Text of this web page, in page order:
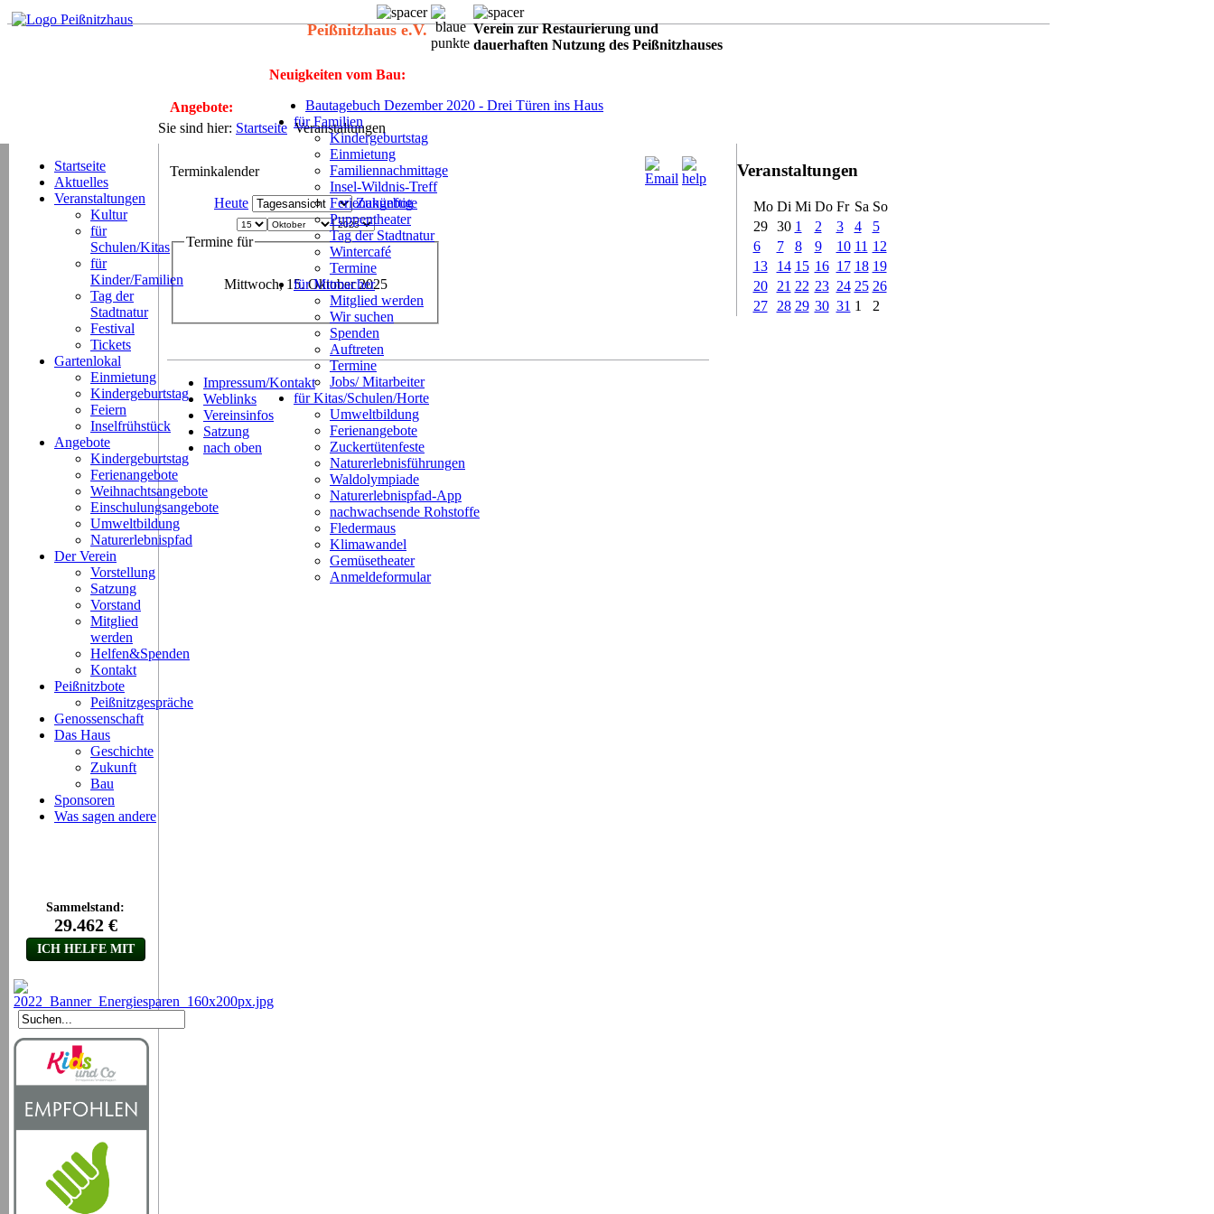
Peißnitzhaus e.V.
Verein zur Restaurierung und
dauerhaften Nutzung des Peißnitzhauses
Neuigkeiten vom Bau:
Bautagebuch Dezember 2020 - Drei Türen ins Haus
für Familien
Kindergeburtstag
Einmietung
Familiennachmittage
Insel-Wildnis-Treff
Ferienangebote
Puppentheater
Tag der Stadtnatur
Wintercafé
Termine
für Mitmacher
Mitglied werden
Wir suchen
Spenden
Auftreten
Termine
Jobs/ Mitarbeiter
für Kitas/Schulen/Horte
Umweltbildung
Ferienangebote
Zuckertütenfeste
Naturerlebnisführungen
Waldolympiade
Naturerlebnispfad-App
nachwachsende Rohstoffe
Fledermaus
Klimawandel
Gemüsetheater
Anmeldeformular
Angebote:
Sie sind hier: Startseite Veranstaltungen
Startseite
Aktuelles
Veranstaltungen
Kultur
für
Schulen/Kitas
für
Kinder/Familien
Tag der
Stadtnatur
Festival
Tickets
Gartenlokal
Einmietung
Kindergeburtstag
Feiern
Inselfrühstück
Angebote
Kindergeburtstag
Ferienangebote
Weihnachtsangebote
Einschulungsangebote
Umweltbildung
Naturerlebnispfad
Der Verein
Vorstellung
Satzung
Vorstand
Mitglied
werden
Helfen&Spenden
Kontakt
Peißnitzbote
Peißnitzgespräche
Genossenschaft
Das Haus
Geschichte
Zukunft
Bau
Sponsoren
Was sagen andere
Veranstaltungen
Mo Di Mi Do Fr Sa So
29
30 1 2 3 4
5
6
7 8 9 10 11 12
13
14 15 16 17 18 19
20
21 22 23 24 25 26
27
28 29 30 31 1 2
Terminkalender
Heute Zukünftig
Termine für
Mittwoch, 15. Oktober 2025
Impressum/Kontakt
Weblinks
Vereinsinfos
Satzung
nach oben